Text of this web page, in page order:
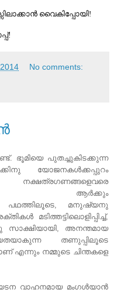
വൈകിപ്പോയി!
No comments:
ഭൂമിയെ പുതച്ചുകിടക്കുന്ന
യോജനകൾക്കപ്പുറം
ആർക്കും
പഥത്തിലൂടെ, മനുഷ്യനു
മടിത്തട്ടിലൊളിപ്പിച്ച്,
സാക്ഷിയായി, അനന്തമായ
തണുപ്പിലൂടെ
നമ്മുടെ ചിന്തകളെ
വാഹനമായ മംഗൾയാൻ